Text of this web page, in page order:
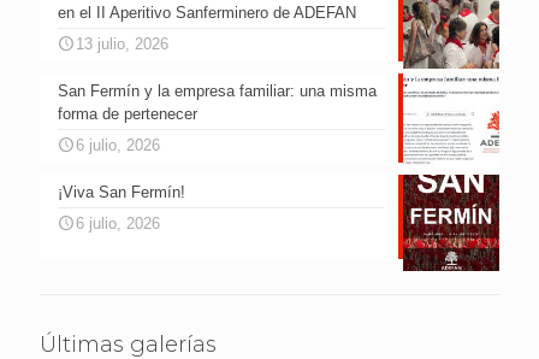
en el II Aperitivo Sanferminero de ADEFAN
13 julio, 2026
San Fermín y la empresa familiar: una misma
forma de pertenecer
6 julio, 2026
¡Viva San Fermín!
6 julio, 2026
Últimas galerías